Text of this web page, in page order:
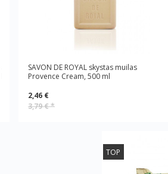
SAVON DE ROYAL skystas muilas
Provence Cream, 500 ml
2,46 €
3,79 €*
TOP